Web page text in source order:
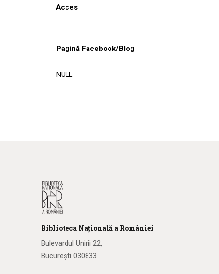
Acces
Pagină Facebook/Blog
NULL
Biblioteca Națională a României
Bulevardul Unirii 22,
București 030833